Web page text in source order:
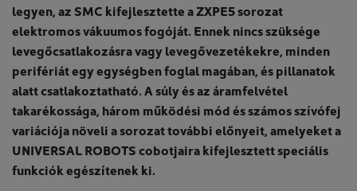
legyen, az SMC kifejlesztette a ZXPE5 sorozat
elektromos vákuumos fogóját. Ennek nincs szüksége
levegőcsatlakozásra vagy levegővezetékekre, minden
perifériát egy egységben foglal magában, és pillanatok
alatt csatlakoztatható. A súly és az áramfelvétel
takarékossága, három működési mód és számos szívófej
variációja növeli a sorozat további előnyeit, amelyeket a
UNIVERSAL ROBOTS cobotjaira kifejlesztett speciális
funkciók egészítenek ki.